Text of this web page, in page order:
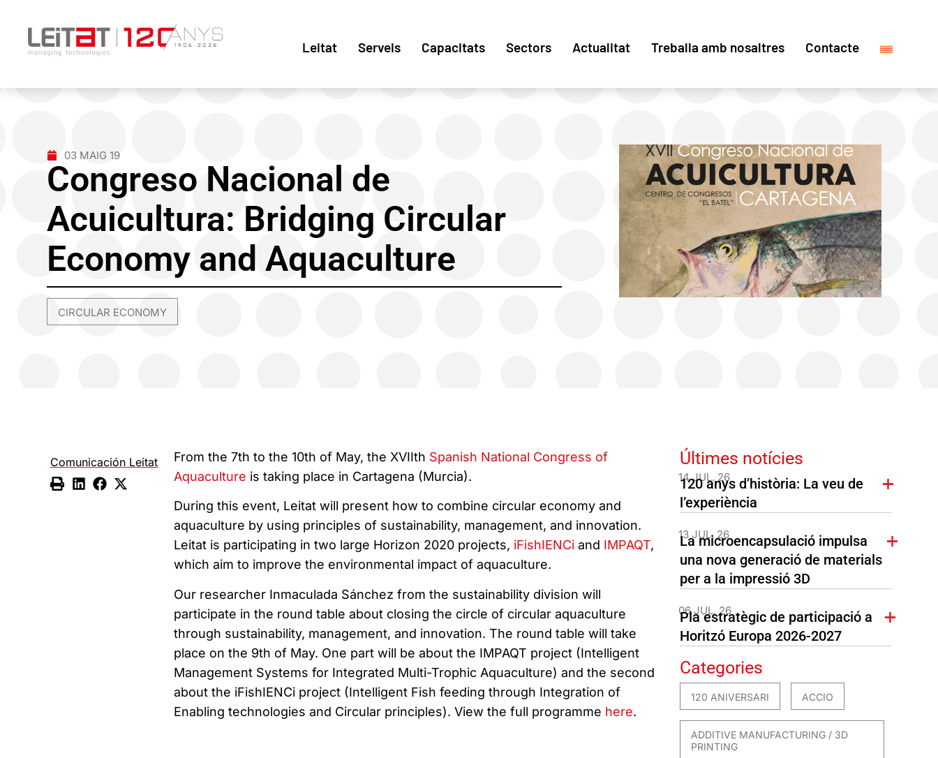
Leitat Serveis Capacitats Sectors Actualitat Treballa amb nosaltres Contacte
03 MAIG 19
Congreso Nacional de
Acuicultura: Bridging Circular
Economy and Aquaculture
CIRCULAR ECONOMY
Comunicación Leitat From the 7th to the 10th of May, the XVIIth Spanish National Congress of
Aquaculture is taking place in Cartagena (Murcia).
During this event, Leitat will present how to combine circular economy and
aquaculture by using principles of sustainability, management, and innovation.
Leitat is participating in two large Horizon 2020 projects, iFishIENCiand IMPAQT,
which aim to improve the environmental impact of aquaculture.
Our researcher Inmaculada Sánchez from the sustainability division will
participate in the round table about closing the circle of circular aquaculture
through sustainability, management, and innovation. The round table will take
place on the 9th of May. One part will be about the IMPAQT project (Intelligent
Management Systems for Integrated Multi-Trophic Aquaculture) and the second
about the iFishIENCi project (Intelligent Fish feeding through Integration of
Enabling technologies and Circular principles). View the full programme here.
Últimes notícies
14 JUL. 26
120 anys d’història: La veu de
l’experiència
13 JUL. 26
La microencapsulació impulsa
una nova generació de materials
per a la impressió 3D
06 JUL. 26
Pla estratègic de participació a
Horitzó Europa 2026-2027
Categories
120 ANIVERSARI ACCIO
ADDITIVE MANUFACTURING / 3D
PRINTING